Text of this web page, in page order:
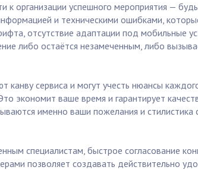
к организации успешного мероприятия —
и техническими ошибками,
отсутствие адаптации под мобильные
либо остаётся незамеченным, либо
сервиса и могут учесть нюансы
экономит ваше время и гарантирует
именно ваши пожелания и
специалистам, быстрое согласование
позволяет создавать действительно